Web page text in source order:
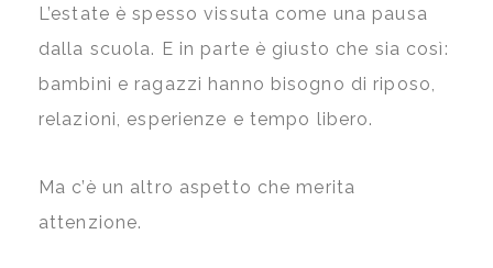
L’estate è spesso vissuta come una pausa
dalla scuola. E in parte è giusto che sia così:
bambini e ragazzi hanno bisogno di riposo,
relazioni, esperienze e tempo libero.
Ma c’è un altro aspetto che merita
attenzione.